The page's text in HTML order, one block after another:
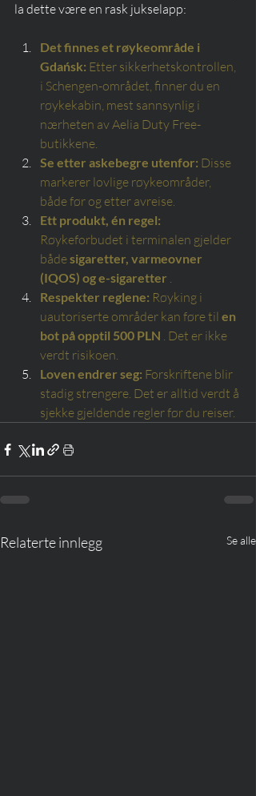
la dette være en rask jukselapp:
Det finnes et røykeområde i
Gdańsk: Etter sikkerhetskontrollen,
i Schengen-området, finner du en
røykekabin, mest sannsynlig i
nærheten av Aelia Duty Free-
butikkene.
Se etter askebegre utenfor: Disse
markerer lovlige røykeområder,
både før og etter avreise.
Ett produkt, én regel:
Røykeforbudet i terminalen gjelder
bådesigaretter, varmeovner
(IQOS) og e-sigaretter .
Respekter reglene: Røyking i
uautoriserte områder kan føre til en
bot på opptil 500 PLN . Det er ikke
verdt risikoen.
Loven endrer seg: Forskriftene blir
stadig strengere. Det er alltid verdt å
sjekke gjeldende regler før du reiser.
Relaterte innlegg Se alle